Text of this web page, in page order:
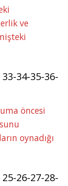
ve
34-35-36-
öncesi
oynadığı
26-27-28-